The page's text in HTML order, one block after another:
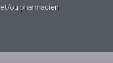
et/ou pharmacien